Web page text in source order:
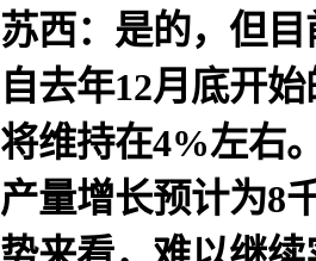
苏西：是的，但
自去年12月底开
将维持在4%左右
产量增长预计为8